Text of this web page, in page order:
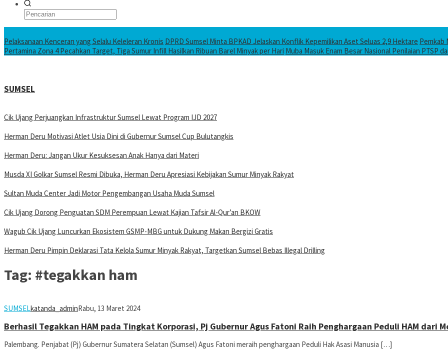
Pelaksanaan Kenceran yang Selalu Keleleran Kronis DPRD Sumsel Minta BPKAD Jelaskan Konflik Kepemilikan Aset Seluas 2,9 Hektare Pemkab
Pertamina Zona 4 Pecahkan Target, Tiga Sumur Infill Hasilkan Ribuan Barel Minyak per Hari Muba Masuk Enam Besar Nasional Penilaian PTSP
SUMSEL
Cik Ujang Perjuangkan Infrastruktur Sumsel Lewat Program IJD 2027
Herman Deru Motivasi Atlet Usia Dini di Gubernur Sumsel Cup Bulutangkis
Herman Deru: Jangan Ukur Kesuksesan Anak Hanya dari Materi
Musda XI Golkar Sumsel Resmi Dibuka, Herman Deru Apresiasi Kebijakan Sumur Minyak Rakyat
Sultan Muda Center Jadi Motor Pengembangan Usaha Muda Sumsel
Cik Ujang Dorong Penguatan SDM Perempuan Lewat Kajian Tafsir Al-Qur’an BKOW
Wagub Cik Ujang Luncurkan Ekosistem GSMP-MBG untuk Dukung Makan Bergizi Gratis
Herman Deru Pimpin Deklarasi Tata Kelola Sumur Minyak Rakyat, Targetkan Sumsel Bebas Illegal Drilling
Tag: #tegakkan ham
SUMSELkatanda_adminRabu, 13 Maret 2024
Berhasil Tegakkan HAM pada Tingkat Korporasi, Pj Gubernur Agus Fatoni Raih Penghargaan Peduli HAM dari
Palembang. Penjabat (Pj) Gubernur Sumatera Selatan (Sumsel) Agus Fatoni meraih penghargaan Peduli Hak Asasi Manusia […]